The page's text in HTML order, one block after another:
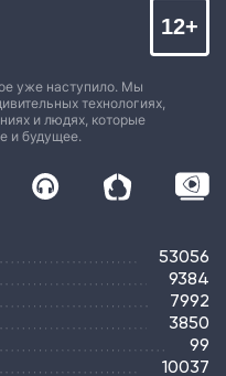
уже наступило. Мы
технологиях,
и людях, которые
и будущее.
12+
53056
9384
7992
3850
99
10037